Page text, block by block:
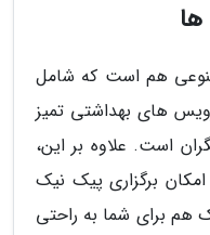
ها
هم است که شامل
های بهداشتی تمیز
است. علاوه بر این،
برگزاری پیک نیک
هم برای شما به راحتی